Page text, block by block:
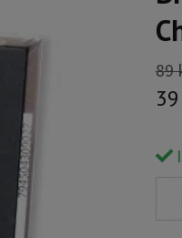
89
I